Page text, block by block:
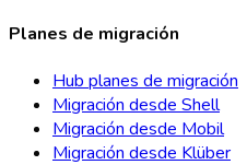
Planes de migración
Hub planes de migración
Migración desde Shell
Migración desde Mobil
Migración desde Klüber